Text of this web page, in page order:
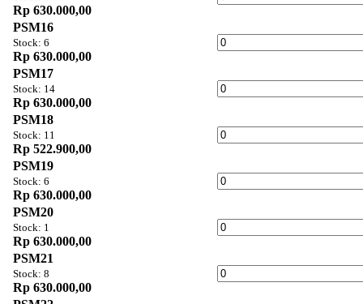
Rp 630.000,00
PSM16
Stock: 6
Rp 630.000,00
PSM17
Stock: 14
Rp 630.000,00
PSM18
Stock: 11
Rp 522.900,00
PSM19
Stock: 6
Rp 630.000,00
PSM20
Stock: 1
Rp 630.000,00
PSM21
Stock: 8
Rp 630.000,00